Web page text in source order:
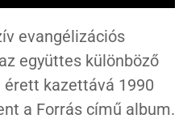
evangélizációs
együttes különböző
érett kazettává 1990
a Forrás című album.